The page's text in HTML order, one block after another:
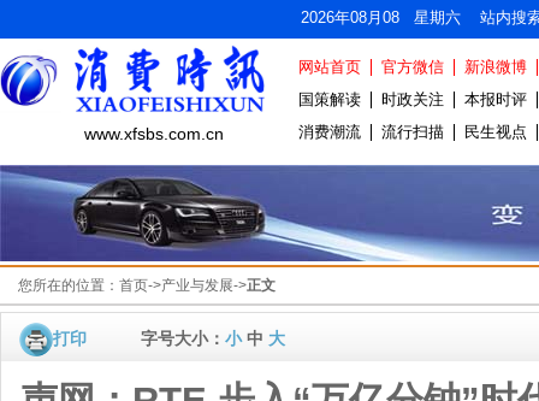
2026年08月08 星期六 站内搜
www.xfsbs.com.cn
网站首页 官方微信
新浪微博
国策解读
时政关注
本报时评
消费潮流
流行扫描 民生视点
您所在的位置： 首页->产业与发展->正文
打印 字号大小： 小中 大